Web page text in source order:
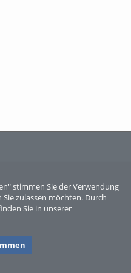
stimmen Sie der Verwendung
zulassen möchten. Durch
Sie in unserer
Sperber